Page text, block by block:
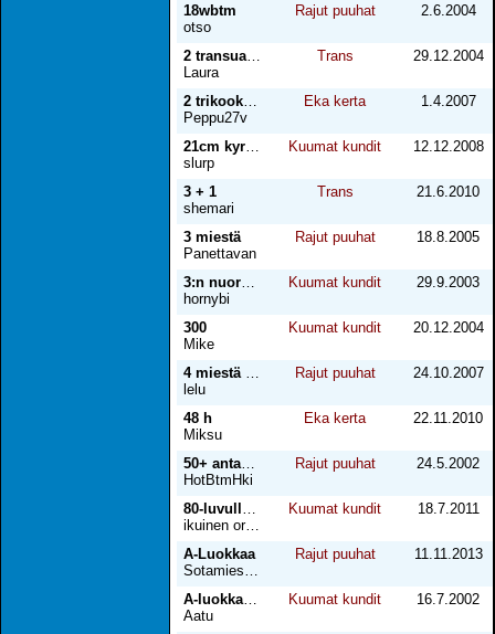
18wbtm
otso
Rajut puuhat 2.6.2004
Laura
Trans 29.12.2004
Peppu27v
Eka kerta 1.4.2007
slurp
Kuumat kundit 12.12.2008
3 + 1
shemari
Trans 21.6.2010
3 miestä
Panettavan
Rajut puuhat 18.8.2005
hornybi
Kuumat kundit 29.9.2003
300
Mike
Kuumat kundit 20.12.2004
lelu
Rajut puuhat 24.10.2007
48 h
Miksu
Eka kerta 22.11.2010
HotBtmHki
Rajut puuhat 24.5.2002
ikuinen orjasi
Kuumat kundit 18.7.2011
A-Luokkaa
Sotamies Link
Rajut puuhat 11.11.2013
Aatu
Kuumat kundit 16.7.2002